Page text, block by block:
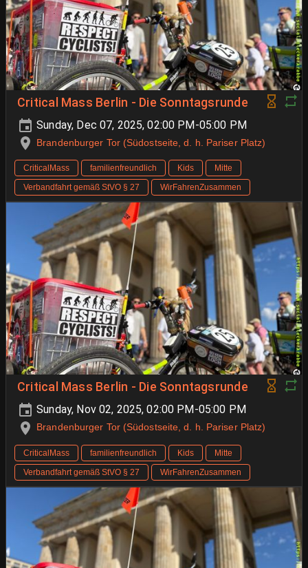
Critical Mass Berlin - Die Sonntagsrunde
Sunday, Dec 07, 2025, 02:00 PM-05:00 PM
Brandenburger Tor (Südostseite, d. h. Pariser Platz)
CriticalMass familienfreundlich Kids
Mitte
Verbandfahrt gemäß StVO § 27
WirFahrenZusammen
Critical Mass Berlin - Die Sonntagsrunde
Sunday, Nov 02, 2025, 02:00 PM-05:00 PM
Brandenburger Tor (Südostseite, d. h. Pariser Platz)
CriticalMass familienfreundlich Kids
Mitte
Verbandfahrt gemäß StVO § 27
WirFahrenZusammen